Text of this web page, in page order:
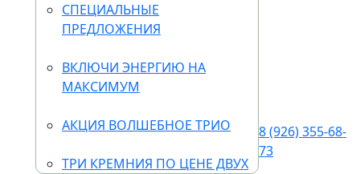
СПЕЦИАЛЬНЫЕ
ПРЕДЛОЖЕНИЯ
ВКЛЮЧИ ЭНЕРГИЮ НА
МАКСИМУМ
АКЦИЯ ВОЛШЕБНОЕ ТРИО
ТРИ КРЕМНИЯ ПО ЦЕНЕ ДВУХ
8 (926) 355-68-
73